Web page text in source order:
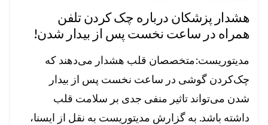
هشدار پزشکان درباره چک کردن تلفن
همراه در ساعت نخست پس از بیدار شدن!
مدیتوریست:متخصصان قلب هشدار می‌دهند که
چک‌کردن گوشی در ساعت نخست پس از بیدار
شدن می‌تواند تاثیر منفی جدی بر سلامت قلب
داشته باشد. به گزارش مدیتوریست به نقل از ایسنا،